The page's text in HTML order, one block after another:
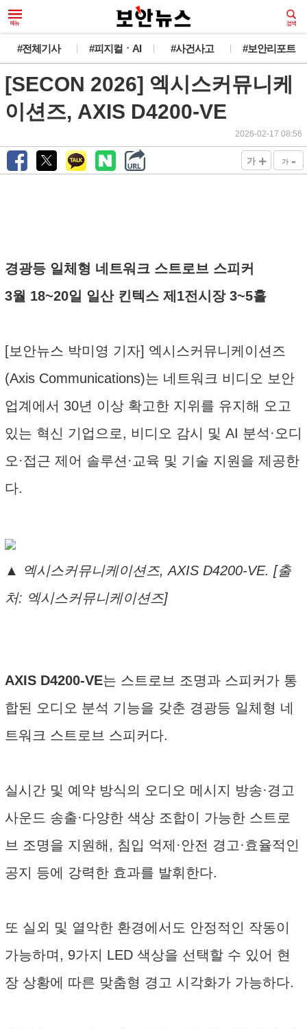
#전체기사 #피지컬ㆍAI #사건사고 #보안리포트
[SECON 2026] 엑시스커뮤니케
이션즈, AXIS D4200-VE
2026-02-17 08:56
가 + 가 -
경광등 일체형 네트워크 스트로브 스피커
3월 18~20일 일산 킨텍스 제1전시장 3~5홀
[보안뉴스 박미영 기자] 엑시스커뮤니케이션즈
(Axis Communications)는 네트워크 비디오 보안
업계에서 30년 이상 확고한 지위를 유지해 오고
있는 혁신 기업으로, 비디오 감시 및 AI 분석·오디
오·접근 제어 솔루션·교육 및 기술 지원을 제공한
다.
▲ 엑시스커뮤니케이션즈, AXIS D4200-VE. [출
처: 엑시스커뮤니케이션즈]
AXIS D4200-VE는 스트로브 조명과 스피커가 통
합된 오디오 분석 기능을 갖춘 경광등 일체형 네
트워크 스트로브 스피커다.
실시간 및 예약 방식의 오디오 메시지 방송·경고
사운드 송출·다양한 색상 조합이 가능한 스트로
브 조명을 지원해, 침입 억제·안전 경고·효율적인
공지 등에 강력한 효과를 발휘한다.
또 실외 및 열악한 환경에서도 안정적인 작동이
가능하며, 9가지 LED 색상을 선택할 수 있어 현
장 상황에 따른 맞춤형 경고 시각화가 가능하다.